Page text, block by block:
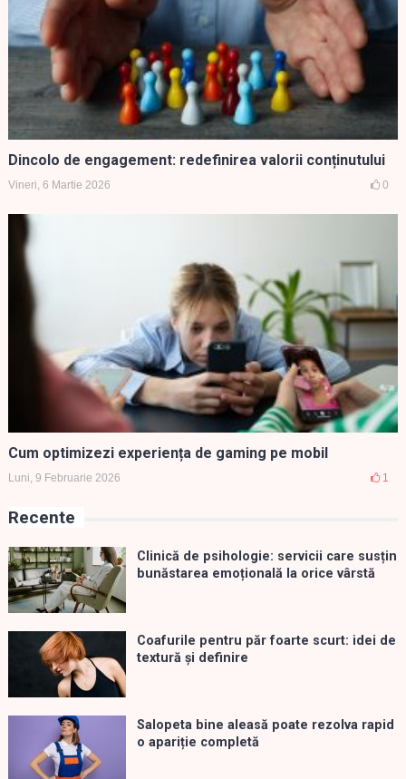
Dincolo de engagement: redefinirea valorii conținutului
Vineri, 6 Martie 2026 0
Cum optimizezi experiența de gaming pe mobil
Luni, 9 Februarie 2026 1
Recente
Clinică de psihologie: servicii care susțin
bunăstarea emoțională la orice vârstă
Coafurile pentru păr foarte scurt: idei de
textură și definire
Salopeta bine aleasă poate rezolva rapid
o apariție completă